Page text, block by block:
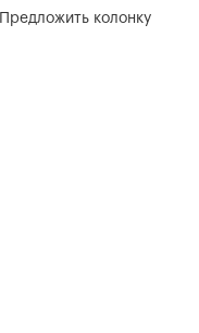
Предложить колонку